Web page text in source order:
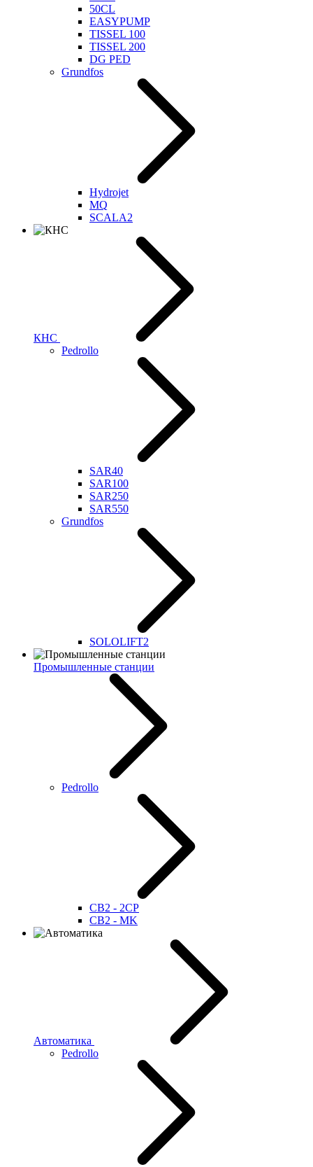
50CL
EASYPUMP
TISSEL 100
TISSEL 200
DG PED
Grundfos
Hydrojet
MQ
SCALA2
КНС
Pedrollo
SAR40
SAR100
SAR250
SAR550
Grundfos
SOLOLIFT2
Промышленные станции
Pedrollo
CB2 - 2CP
CB2 - MK
Автоматика
Pedrollo